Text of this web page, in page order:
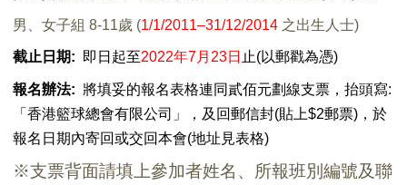
男、女子組 8-11歲 (1/1/2011–31/12/2014 之出生人士)
截止 日期: 即日起至2022年7月23日 止(以郵戳為憑)
報名辦法: 將填妥的報名表格連同貳佰元劃線支票，抬頭寫:
「香港籃球總會有限公司」，及回郵信封(貼上$2郵票)，於
報名日期內寄回或交回本會(地址見表格)
※支票背面請填上參加者姓名、所報班別編號及聯